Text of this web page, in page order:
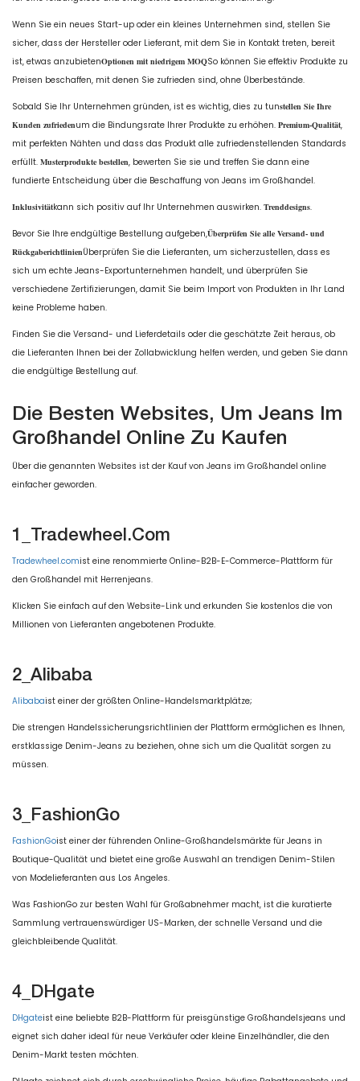
Wenn Sie ein neues Start-up oder ein kleines Unternehmen sind, stellen Sie
sicher, dass der Hersteller oder Lieferant, mit dem Sie in Kontakt treten, bereit
ist, etwas anzubietenOptionen mit niedrigem MOQSo können Sie effektiv Produkte zu
Preisen beschaffen, mit denen Sie zufrieden sind, ohne Überbestände.​
Sobald Sie Ihr Unternehmen gründen, ist es wichtig, dies zu tunstellen Sie Ihre
Kunden zufriedenum die Bindungsrate Ihrer Produkte zu erhöhen. Premium-Qualität,
mit perfekten Nähten und dass das Produkt alle zufriedenstellenden Standards
erfüllt. Musterprodukte bestellen, bewerten Sie sie und treffen Sie dann eine
fundierte Entscheidung über die Beschaffung von Jeans im Großhandel.
Inklusivitätkann sich positiv auf Ihr Unternehmen auswirken. Trenddesigns.
Bevor Sie Ihre endgültige Bestellung aufgeben,Überprüfen Sie alle Versand- und
RückgaberichtlinienÜberprüfen Sie die Lieferanten, um sicherzustellen, dass es
sich um echte Jeans-Exportunternehmen handelt, und überprüfen Sie
verschiedene Zertifizierungen, damit Sie beim Import von Produkten in Ihr Land
keine Probleme haben.
Finden Sie die Versand- und Lieferdetails oder die geschätzte Zeit heraus, ob
die Lieferanten Ihnen bei der Zollabwicklung helfen werden, und geben Sie dann
die endgültige Bestellung auf.
Die Besten Websites, Um Jeans Im
Großhandel Online Zu Kaufen
Über die genannten Websites ist der Kauf von Jeans im Großhandel online
einfacher geworden.
1_Tradewheel.com
Tradewheel.comist eine renommierte Online-B2B-E-Commerce-Plattform für
den Großhandel mit Herrenjeans.
Klicken Sie einfach auf den Website-Link und erkunden Sie kostenlos die von
Millionen von Lieferanten angebotenen Produkte.
2_Alibaba
Alibabaist einer der größten Online-Handelsmarktplätze;
Die strengen Handelssicherungsrichtlinien der Plattform ermöglichen es Ihnen,
erstklassige Denim-Jeans zu beziehen, ohne sich um die Qualität sorgen zu
müssen.
3_FashionGo
FashionGoist einer der führenden Online-Großhandelsmärkte für Jeans in
Boutique-Qualität und bietet eine große Auswahl an trendigen Denim-Stilen
von Modelieferanten aus Los Angeles.
Was FashionGo zur besten Wahl für Großabnehmer macht, ist die kuratierte
Sammlung vertrauenswürdiger US-Marken, der schnelle Versand und die
gleichbleibende Qualität.
4_DHgate
DHgateist eine beliebte B2B-Plattform für preisgünstige Großhandelsjeans und
eignet sich daher ideal für neue Verkäufer oder kleine Einzelhändler, die den
Denim-Markt testen möchten.